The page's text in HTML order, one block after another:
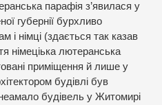
парафія з’явилася у
губернії бурхливо
і німці (здається так казав
німеціька лютеранська
приміщення й лише у
будівлі був
будівель у Житомирі